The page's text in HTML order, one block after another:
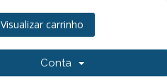
Visualizar carrinho
Conta